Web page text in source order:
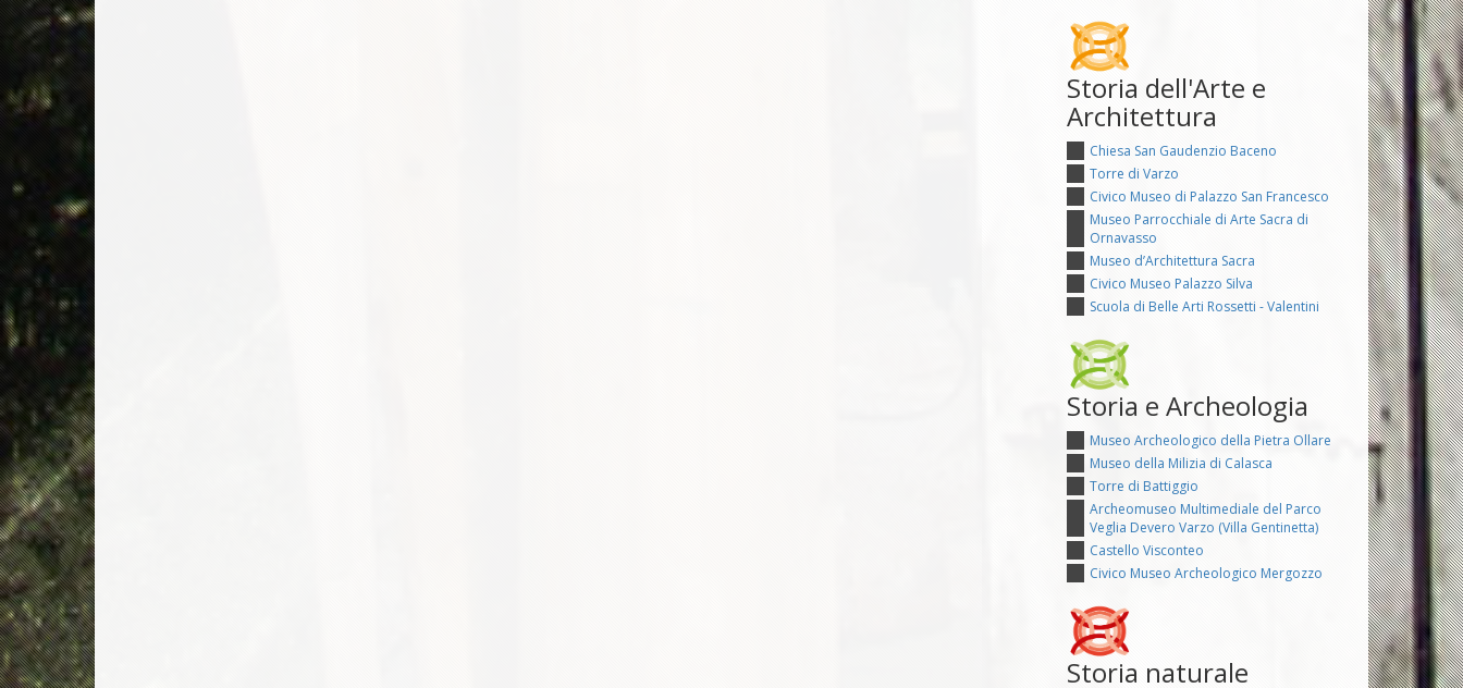
Storia dell'Arte e
Architettura
Chiesa San Gaudenzio Baceno
Torre di Varzo
Civico Museo di Palazzo San Francesco
Museo Parrocchiale di Arte Sacra di
Ornavasso
Museo d’Architettura Sacra
Civico Museo Palazzo Silva
Scuola di Belle Arti Rossetti - Valentini
Storia e Archeologia
Museo Archeologico della Pietra Ollare
Museo della Milizia di Calasca
Torre di Battiggio
Archeomuseo Multimediale del Parco
Veglia Devero Varzo (Villa Gentinetta)
Castello Visconteo
Civico Museo Archeologico Mergozzo
Storia naturale